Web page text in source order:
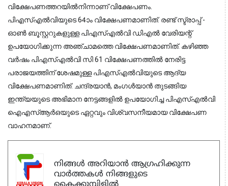
വിക്ഷേപണത്തറയില്‍നിന്നാണ് വിക്ഷേപണം.
പിഎസ്എല്‍വിയുടെ 64ാം വിക്ഷേപണമാണിത്. രണ്ട് സ്ട്രാപ്പ് -
ഓണ്‍ ബൂസ്റ്ററുകളുള്ള പിഎസ്എല്‍വി ഡിഎല്‍ വേരിയന്റ്
ഉപയോഗിക്കുന്ന അഞ്ചാമത്തെ വിക്ഷേപണമാണിത്. കഴിഞ്ഞ
വര്‍ഷം പിഎസ്എല്‍വി സി 61 വിക്ഷേപണത്തില്‍ നേരിട്ട
പരാജയത്തിന് ശേഷമുള്ള പിഎസ്എല്‍വിയുടെ ആദ്യ
വിക്ഷേപണമാണിത്. ചന്ദ്രയാന്‍, മംഗള്‍യാന്‍ തുടങ്ങിയ
ഇന്ത്യയുടെ അഭിമാന നേട്ടങ്ങളില്‍ ഉപയോഗിച്ച പിഎസ്എല്‍വി
ഐഎസ്ആര്‍ഒയുടെ ഏറ്റവും വിശ്വസനീയമായ വിക്ഷേപണ
വാഹനമാണ്.
നിങ്ങൾ അറിയാൻ ആഗ്രഹിക്കുന്ന
വാർത്തകൾ നിങ്ങളുടെ